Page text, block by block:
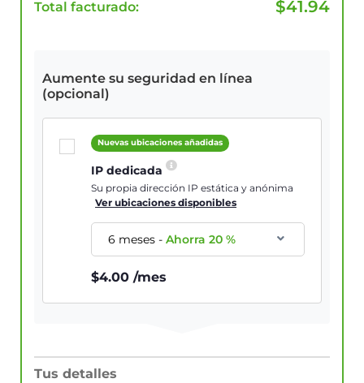
Total facturado: $41.94
Aumente su seguridad en línea
(opcional)
Nuevas ubicaciones añadidas
IP dedicada
Su propia dirección IP estática y anónima
Ver ubicaciones disponibles
6 meses-Ahorra20 %
$4.00 /mes
Tus detalles